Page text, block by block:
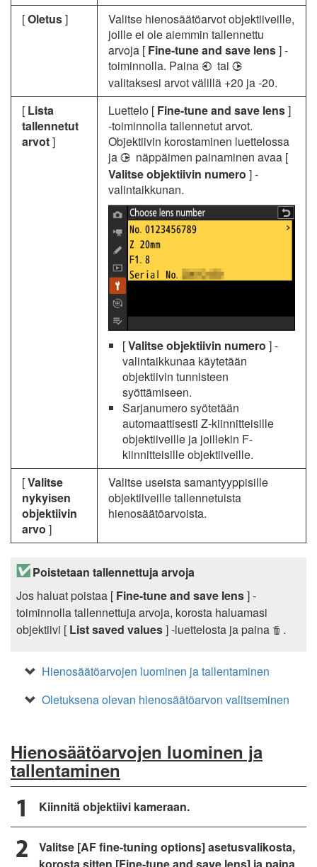
[Oletus]
Valitse hienosäätöarvot objektiiveille,
joille ei ole aiemmin tallennettu
arvoja [ Fine-tune and save lens] -
toiminnolla. Paina 4 tai 2
valitaksesi arvot välillä +20 ja -20.
[ Lista
tallennetut
arvot]
Luettelo [ Fine-tune and save lens]
-toiminnolla tallennetut arvot.
Objektiivin korostaminen luettelossa
ja 2 näppäimen painaminen avaa [
Valitse objektiivin numero ] -
valintaikkunan.
[Valitse objektiivin numero ] -
valintaikkunaa käytetään
objektiivin tunnisteen
syöttämiseen.
Sarjanumero syötetään
automaattisesti Z-kiinnitteisille
objektiiveille ja joillekin F-
kiinnitteisille objektiiveille.
[Valitse
nykyisen
objektiivin
arvo ]
Valitse useista samantyyppisille
objektiiveille tallennetuista
hienosäätöarvoista.
Poistetaan tallennettuja arvoja
Jos haluat poistaa [ Fine-tune and save lens] -
toiminnolla tallennettuja arvoja, korosta haluamasi
objektiivi [ List saved values] -luettelosta ja paina O .
Hienosäätöarvojen luominen ja tallentaminen
Oletuksena olevan hienosäätöarvon valitseminen
Hienosäätöarvojen luominen ja
tallentaminen
Kiinnitä objektiivi kameraan.
Valitse [AF fine-tuning options] asetusvalikosta,